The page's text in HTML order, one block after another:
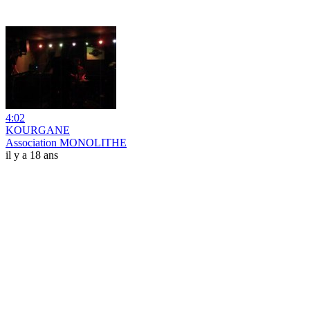
4:02
KOURGANE
Association MONOLITHE
il y a 18 ans